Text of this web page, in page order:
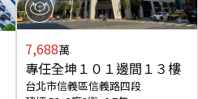
7,688萬
專任全坤１０１邊間１３樓
台北市信義區信義路四段